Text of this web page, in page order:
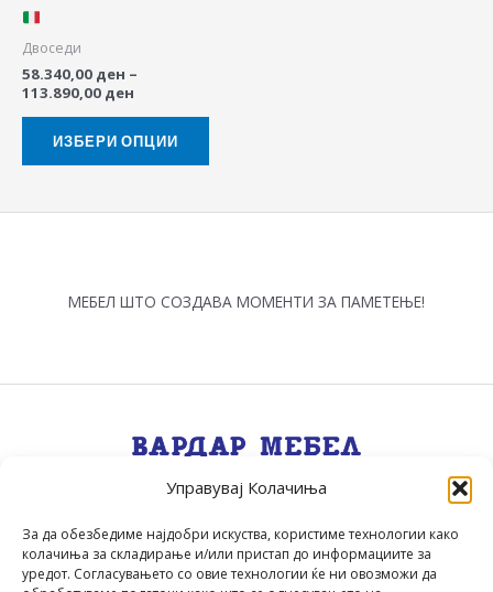
Управувај Колачиња
За да обезбедиме најдобри искуства, користиме технологии како
колачиња за складирање и/или пристап до информациите за
уредот. Согласувањето со овие технологии ќе ни овозможи да
Двоседи
58.340,00 ден –
113.890,00 ден
ИЗБЕРИ ОПЦИИ
МЕБЕЛ ШТО СОЗДАВА МОМЕНТИ ЗА ПАМЕТЕЊЕ!
Квалитет, Стил, Селекција, Сервис.